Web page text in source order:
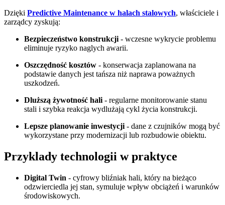
Dzięki Predictive Maintenance w halach stalowych, właściciele i
zarządcy zyskują:
Bezpieczeństwo konstrukcji - wczesne wykrycie problemu
eliminuje ryzyko naglych awarii.
Oszczędność kosztów - konserwacja zaplanowana na
podstawie danych jest tańsza niż naprawa poważnych
uszkodzeń.
Dluższą żywotność hali - regularne monitorowanie stanu
stali i szybka reakcja wydlużają cykl życia konstrukcji.
Lepsze planowanie inwestycji - dane z czujników mogą być
wykorzystane przy modernizacji lub rozbudowie obiektu.
Przyklady technologii w praktyce
Digital Twin - cyfrowy bliźniak hali, który na bieżąco
odzwierciedla jej stan, symuluje wpływ obciążeń i warunków
środowiskowych.